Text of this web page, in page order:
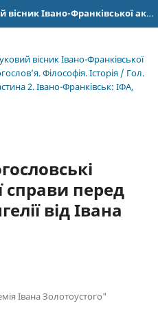
Добрий Пастир: науковий вісник Івано-Франківської академії Івана Золотоустого. Богослов’я. Філософія. Історія
вісник Івано-Франківської
Філософія. Історія / Гол.
2. Івано-Франківськ: ІФА,
справи перед
від Івана
Івана Золотоустого"